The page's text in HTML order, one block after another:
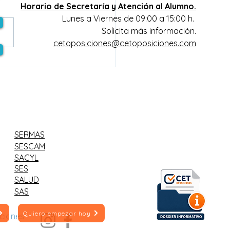
SESCAM
Quiero empezar hoy
Horario de Secretaría y Atención al Alumno.
Lunes a Viernes de 09:00 a 15:00 h.
Solicita más información.
cetoposiciones@cetoposiciones.com
SERMAS
SESCAM
SACYL
SES
SALUD
SAS